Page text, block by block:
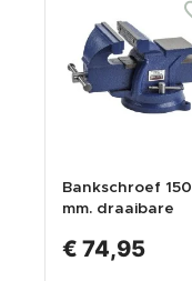
Bankschroef 150
mm. draaibare
aambeeld
€ 74,95